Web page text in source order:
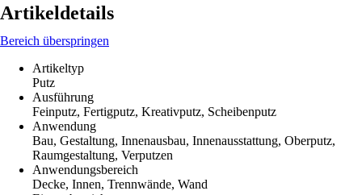
Artikeldetails
Bereich überspringen
Artikeltyp
Putz
Ausführung
Feinputz, Fertigputz, Kreativputz, Scheibenputz
Anwendung
Bau, Gestaltung, Innenausbau, Innenausstattung, Oberputz,
Raumgestaltung, Verputzen
Anwendungsbereich
Decke, Innen, Trennwände, Wand